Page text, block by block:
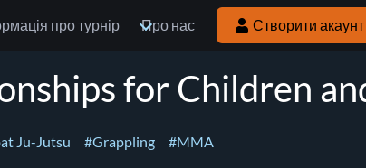
про турнір Про нас Створити акаунт
for Children
Ju-Jutsu #Grappling #MMA